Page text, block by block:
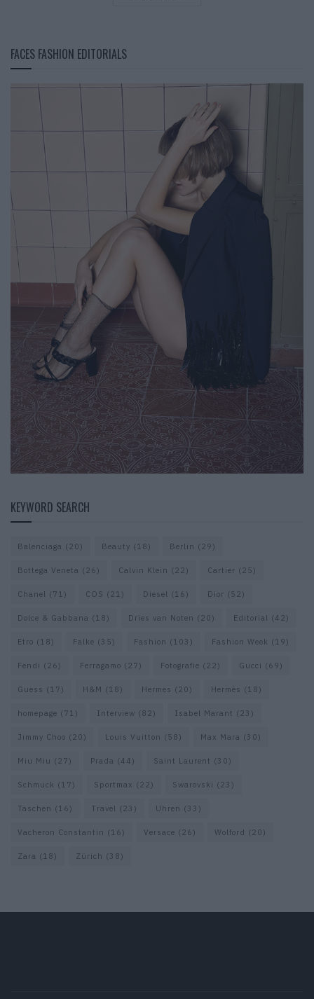
FACES FASHION EDITORIALS
KEYWORD SEARCH
Balenciaga (20) Beauty (18) Berlin (29)
Bottega Veneta (26) Calvin Klein (22) Cartier (25)
Chanel (71) COS (21) Diesel (16) Dior (52)
Dolce & Gabbana (18) Dries van Noten (20) Editorial (42)
Etro (18) Falke (35) Fashion (103) Fashion Week (19)
Fendi (26) Ferragamo (27) Fotografie (22) Gucci (69)
Guess (17) H&M (18) Hermes (20) Hermès (18)
homepage (71) Interview (82) Isabel Marant (23)
Jimmy Choo (20) Louis Vuitton (58) Max Mara (30)
Miu Miu (27) Prada (44) Saint Laurent (30)
Schmuck (17) Sportmax (22) Swarovski (23)
Taschen (16) Travel (23) Uhren (33)
Vacheron Constantin (16) Versace (26) Wolford (20)
Zara (18) Zürich (38)